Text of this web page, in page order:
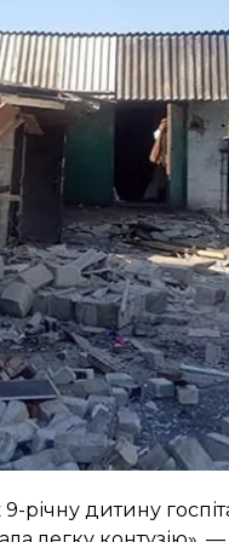
5.00 ранку.
проживає
річну дитину